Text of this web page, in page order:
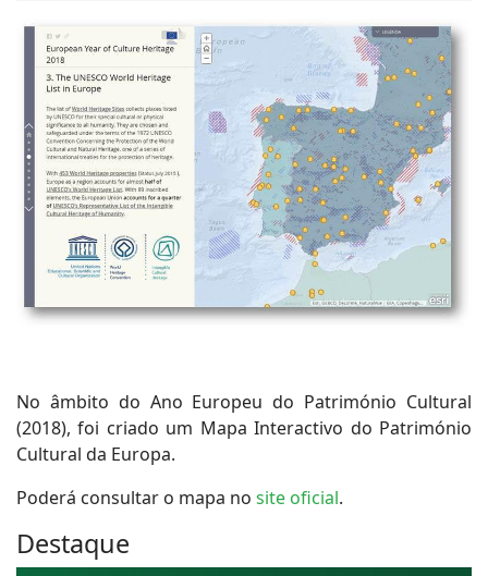
No âmbito do Ano Europeu do Património Cultural
(2018), foi criado um Mapa Interactivo do Património
Cultural da Europa.
Poderá consultar o mapa no site oficial.
Destaque